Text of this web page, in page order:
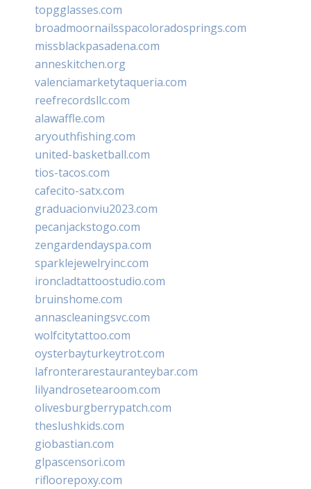
topgglasses.com
broadmoornailsspacoloradosprings.com
missblackpasadena.com
anneskitchen.org
valenciamarketytaqueria.com
reefrecordsllc.com
alawaffle.com
aryouthfishing.com
united-basketball.com
tios-tacos.com
cafecito-satx.com
graduacionviu2023.com
pecanjackstogo.com
zengardendayspa.com
sparklejewelryinc.com
ironcladtattoostudio.com
bruinshome.com
annascleaningsvc.com
wolfcitytattoo.com
oysterbayturkeytrot.com
lafronterarestauranteybar.com
lilyandrosetearoom.com
olivesburgberrypatch.com
theslushkids.com
giobastian.com
glpascensori.com
rifloorepoxy.com